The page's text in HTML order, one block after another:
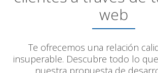
web
Te ofrecemos una relación
insuperable. Descubre todo lo